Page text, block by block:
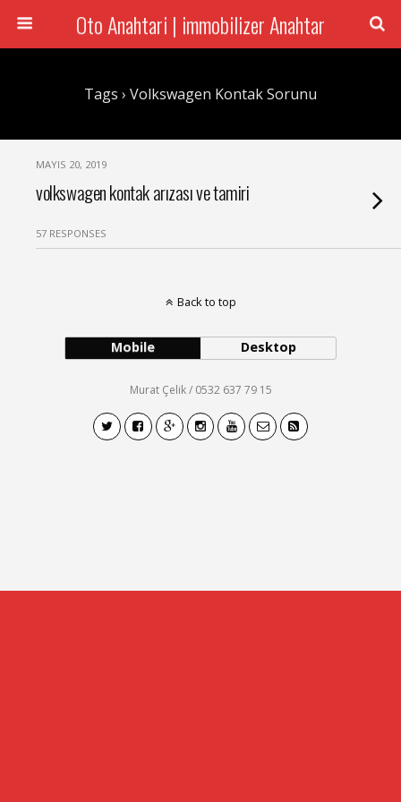
Oto Anahtari | immobilizer Anahtar
Tags › Volkswagen Kontak Sorunu
MAYIS 20, 2019
volkswagen kontak arızası ve tamiri
57 RESPONSES
Back to top
Mobile Desktop
Murat Çelik / 0532 637 79 15